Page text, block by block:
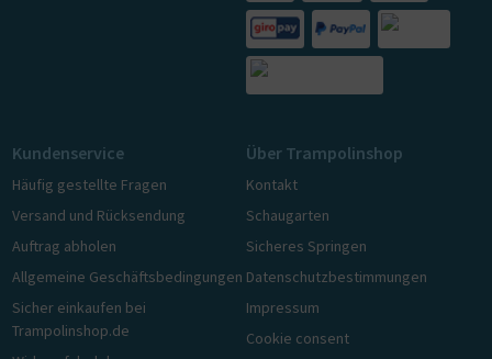
Kundenservice
Häufig gestellte Fragen
Versand und Rücksendung
Auftrag abholen
Allgemeine Geschäftsbedingungen
Sicher einkaufen bei
Trampolinshop.de
Über Trampolinshop
Kontakt
Schaugarten
Sicheres Springen
Datenschutzbestimmungen
Impressum
Cookie consent